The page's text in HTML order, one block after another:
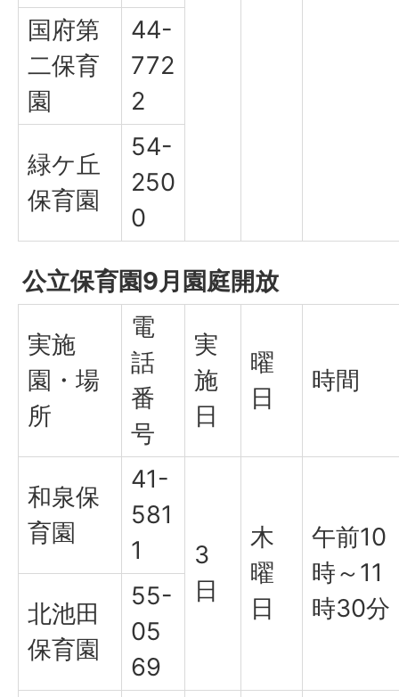
国府第
二保育
園
44-
772
2
緑ケ丘
保育園
54-
250
0
公立保育園9月園庭開放
実施
園・場
所
電
話
番
号
実
施
日
曜
日
時間
和泉保
育園
41-
581
1
3
日
木
曜
日
午前10
時～11
時30分
北池田
保育園
55-
05
69